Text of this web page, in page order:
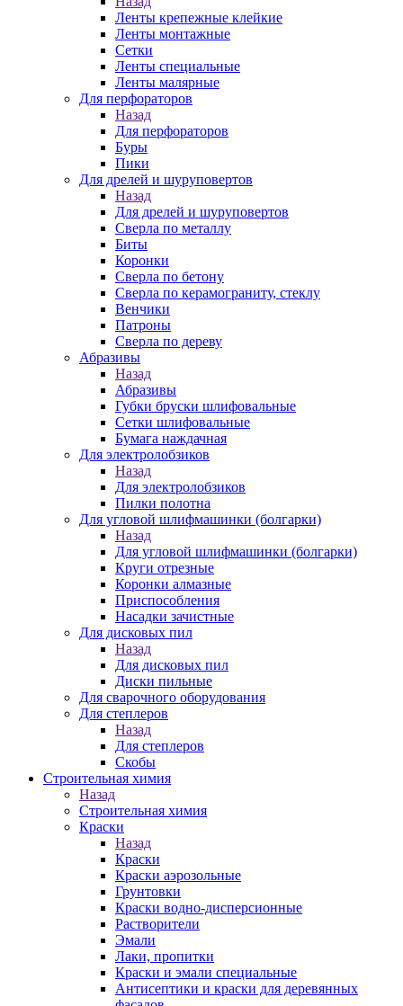
Ленты крепежные клейкие
Ленты монтажные
Сетки
Ленты специальные
Ленты малярные
Для перфораторов
Назад
Для перфораторов
Буры
Пики
Для дрелей и шуруповертов
Назад
Для дрелей и шуруповертов
Сверла по металлу
Биты
Коронки
Сверла по бетону
Сверла по керамограниту, стеклу
Венчики
Патроны
Сверла по дереву
Абразивы
Назад
Абразивы
Губки бруски шлифовальные
Сетки шлифовальные
Бумага наждачная
Для электролобзиков
Назад
Для электролобзиков
Пилки полотна
Для угловой шлифмашинки (болгарки)
Назад
Для угловой шлифмашинки (болгарки)
Круги отрезные
Коронки алмазные
Приспособления
Насадки зачистные
Для дисковых пил
Назад
Для дисковых пил
Диски пильные
Для сварочного оборудования
Для степлеров
Назад
Для степлеров
Скобы
Строительная химия
Назад
Строительная химия
Краски
Назад
Краски
Краски аэрозольные
Грунтовки
Краски водно-дисперсионные
Растворители
Эмали
Лаки, пропитки
Краски и эмали специальные
Антисептики и краски для деревянных